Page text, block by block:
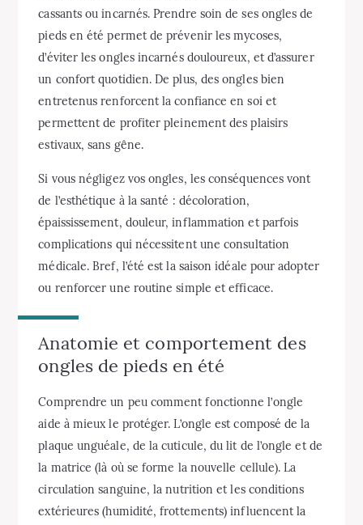
cassants ou incarnés. Prendre soin de ses ongles de
pieds en été permet de prévenir les mycoses,
d’éviter les ongles incarnés douloureux, et d’assurer
un confort quotidien. De plus, des ongles bien
entretenus renforcent la confiance en soi et
permettent de profiter pleinement des plaisirs
estivaux, sans gêne.
Si vous négligez vos ongles, les conséquences vont
de l’esthétique à la santé : décoloration,
épaississement, douleur, inflammation et parfois
complications qui nécessitent une consultation
médicale. Bref, l’été est la saison idéale pour adopter
ou renforcer une routine simple et efficace.
Anatomie et comportement des
ongles de pieds en été
Comprendre un peu comment fonctionne l’ongle
aide à mieux le protéger. L’ongle est composé de la
plaque unguéale, de la cuticule, du lit de l’ongle et de
la matrice (là où se forme la nouvelle cellule). La
circulation sanguine, la nutrition et les conditions
extérieures (humidité, frottements) influencent la